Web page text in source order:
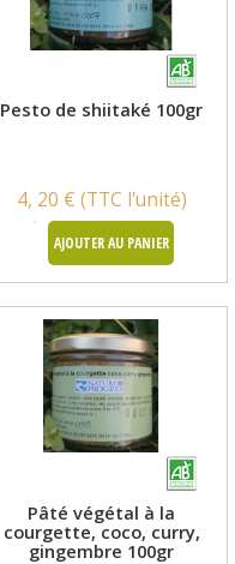
Pesto de shiitaké 100gr
4, 20 € (TTC l'unité)
AJOUTER AU PANIER
Pâté végétal à la
courgette, coco, curry,
gingembre 100gr